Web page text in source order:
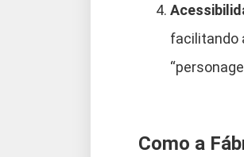
facilitando
Como a